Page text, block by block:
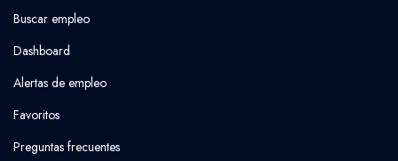
Buscar empleo
Dashboard
Alertas de empleo
Favoritos
Preguntas frecuentes